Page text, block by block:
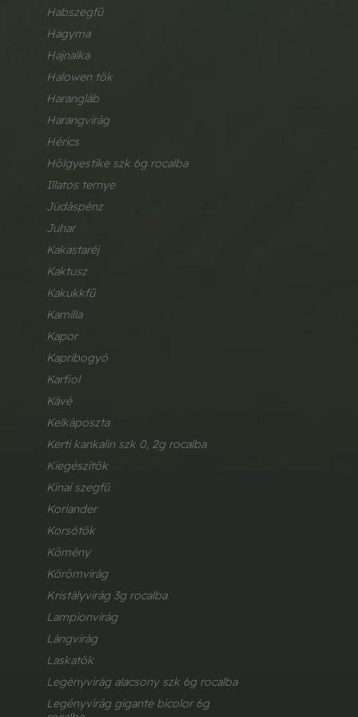
habszegfű
hagyma
hajnalka
halowen tök
harangláb
harangvirág
hérics
hölgyestike szk 6g rocalba
illatos ternye
júdáspénz
juhar
kakastaréj
kaktusz
kakukkfű
kamilla
kapor
kapribogyó
karfiol
kávé
kelkáposzta
kerti kankalin szk 0, 2g rocalba
kiegészítők
kínai szegfű
koriander
korsótök
kömény
körömvirág
kristályvirág 3g rocalba
lampionvirág
lángvirág
laskatök
legényvirág alacsony szk 6g rocalba
legényvirág gigante bicolor 6g